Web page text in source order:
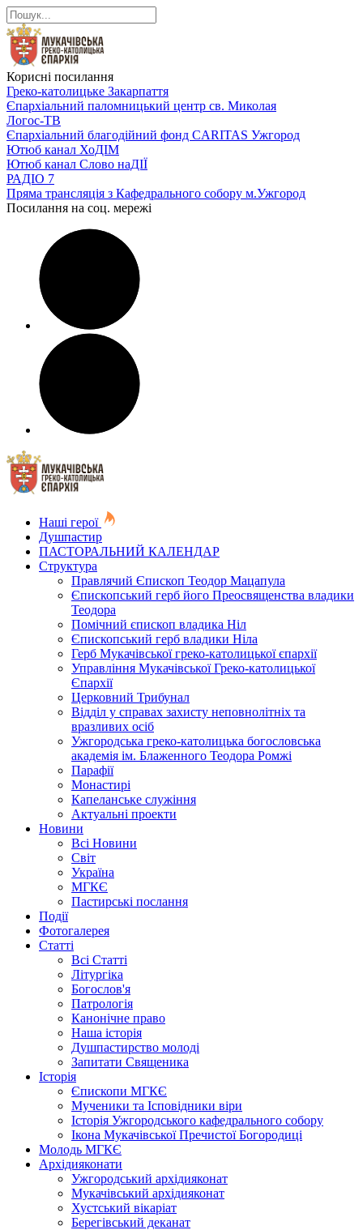
Корисні посилання
Греко-католицьке Закарпаття
Єпархіальний паломницький центр св. Миколая
Логос-ТВ
Єпархіальний благодійний фонд CARITAS Ужгород
Ютюб канал ХоДІМ
Ютюб канал Слово наДІЇ
РАДІО 7
Пряма трансляція з Кафедрального собору м.Ужгород
Посилання на соц. мережі
Наші герої
Душпастир
ПАСТОРАЛЬНИЙ КАЛЕНДАР
Структура
Правлячий Єпископ Теодор Мацапула
Єпископський герб його Преосвященства владики
Теодора
Помічний єпископ владика Ніл
Єпископський герб владики Ніла
Герб Мукачівської греко-католицької єпархії
Управління Мукачівської Греко-католицької
Єпархії
Церковний Трибунал
Відділ у справах захисту неповнолітніх та
вразливих осіб
Ужгородська греко-католицька богословська
академія ім. Блаженного Теодора Ромжі
Парафії
Монастирі
Капеланське служіння
Актуальні проекти
Новини
Всі Новини
Світ
Україна
МГКЄ
Пастирські послання
Події
Фотогалерея
Статті
Всі Статті
Літургіка
Богослов'я
Патрологія
Канонічне право
Наша історія
Душпастирство молоді
Запитати Священика
Історія
Єпископи МГКЄ
Мученики та Ісповідники віри
Історія Ужгородського кафедрального собору
Ікона Мукачівської Пречистої Богородиці
Молодь МГКЄ
Архідияконати
Ужгородський архідияконат
Мукачівський архідияконат
Хустський вікаріат
Берегівський деканат